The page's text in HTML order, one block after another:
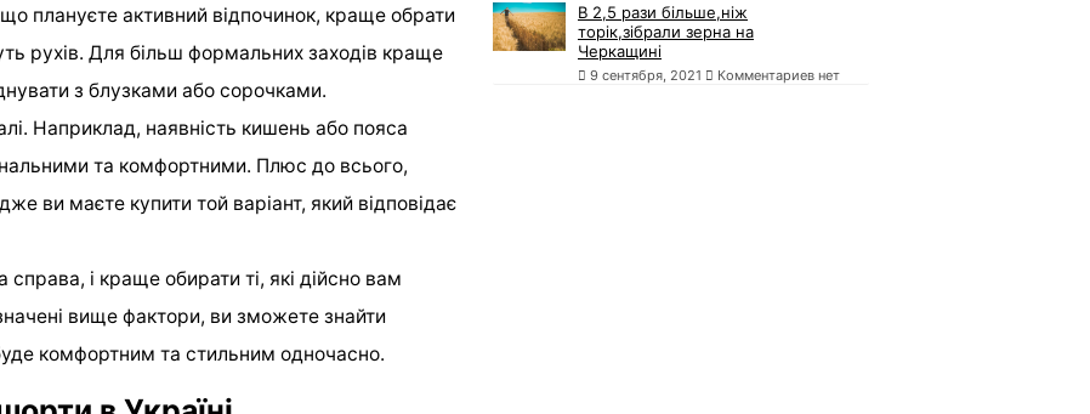
плануєте активний відпочинок, краще обрати
рухів. Для більш формальних заходів краще
з блузками або сорочками.
Наприклад, наявність кишень або пояса
та комфортними. Плюс до всього,
ви маєте купити той варіант, який відповідає
і краще обирати ті, які дійсно вам
вище фактори, ви зможете знайти
комфортним та стильним одночасно.
В 2,5 рази більше,ніж
торік,зібрали зерна на
Черкащині
9 сентября, 2021 Комментариев нет